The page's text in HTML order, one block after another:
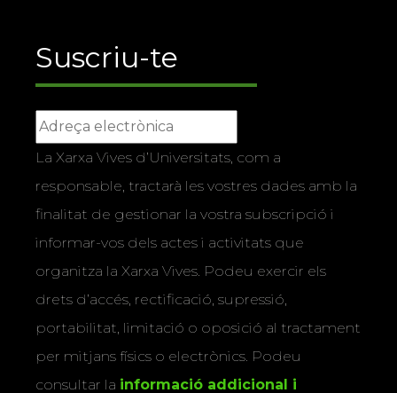
Suscriu-te
La Xarxa Vives d’Universitats, com a
responsable, tractarà les vostres dades amb la
finalitat de gestionar la vostra subscripció i
informar-vos dels actes i activitats que
organitza la Xarxa Vives. Podeu exercir els
drets d’accés, rectificació, supressió,
portabilitat, limitació o oposició al tractament
per mitjans físics o electrònics. Podeu
consultar la informació addicional i